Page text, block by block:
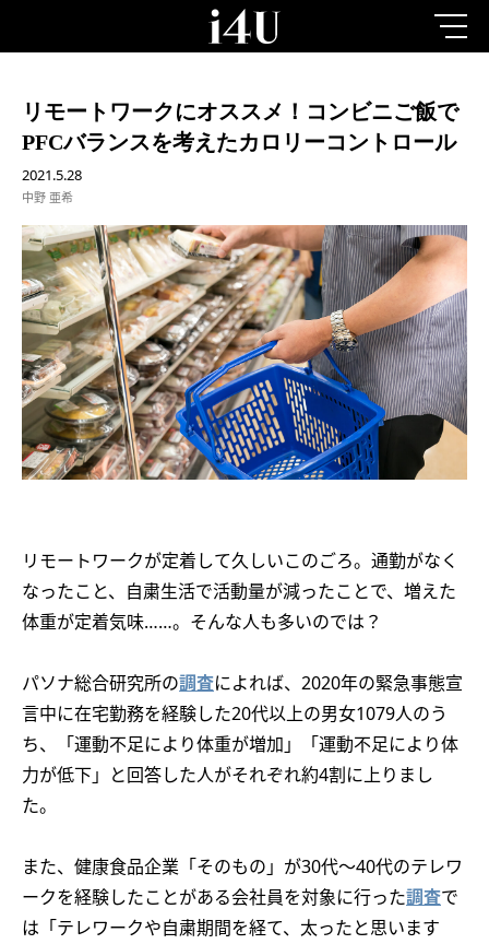
リモートワークにオススメ！コンビニご飯で
PFCバランスを考えたカロリーコントロール
2021.5.28
中野 亜希
リモートワークが定着して久しいこのごろ。通勤がなく
なったこと、自粛生活で活動量が減ったことで、増えた
体重が定着気味……。そんな人も多いのでは？
パソナ総合研究所の調査によれば、2020年の緊急事態宣
言中に在宅勤務を経験した20代以上の男女1079人のう
ち、「運動不足により体重が増加」「運動不足により体
力が低下」と回答した人がそれぞれ約4割に上りまし
た。
また、健康食品企業「そのもの」が30代～40代のテレワ
ークを経験したことがある会社員を対象に行った調査で
は「テレワークや自粛期間を経て、太ったと思います